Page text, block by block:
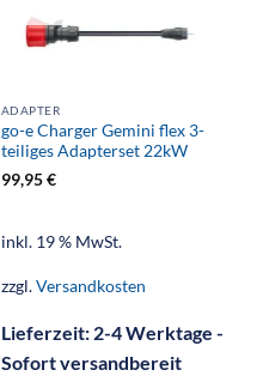
ADAPTER
go-e Charger Gemini flex 3-
teiliges Adapterset 22kW
99,95€
inkl. 19 % MwSt.
zzgl.Versandkosten
Lieferzeit: 2-4 Werktage -
Sofort versandbereit